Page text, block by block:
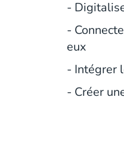
-
-
eux
- Intégrer
- Créer